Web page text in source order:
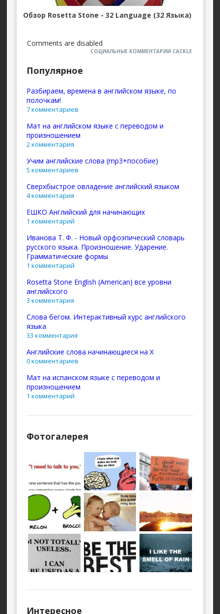
Обзор Rosetta Stone - 32 Language (32 Языка)
Comments are disabled
СОЦИАЛЬНЫЕ КОММЕНТАРИИ CACKLE
Популярное
Разбираем, времена в английском языке, по
полочкам!
7 комментариев
Мат на английском языке с переводом и
произношением
2 комментария
Учим английские слова (mp3+пособие)
5 комментариев
Сверхбыстрое овладение английский языком
4 комментария
ЕШКО Английский для начинающих
1 комментарий
Иванова Т. Ф. - Новый орфоэпический словарь
русского языка. Произношение. Ударение.
Грамматические формы
1 комментарий
Rosetta Stone English (American) все уровни
английского
3 комментария
Слова бегом. Интерактивный курс английского
языка
33 комментария
Английские слова начинающиеся на X
0 комментариев
Мат на испанском языке с переводом и
произношением
1 комментарий
Фотогалерея
Интересное